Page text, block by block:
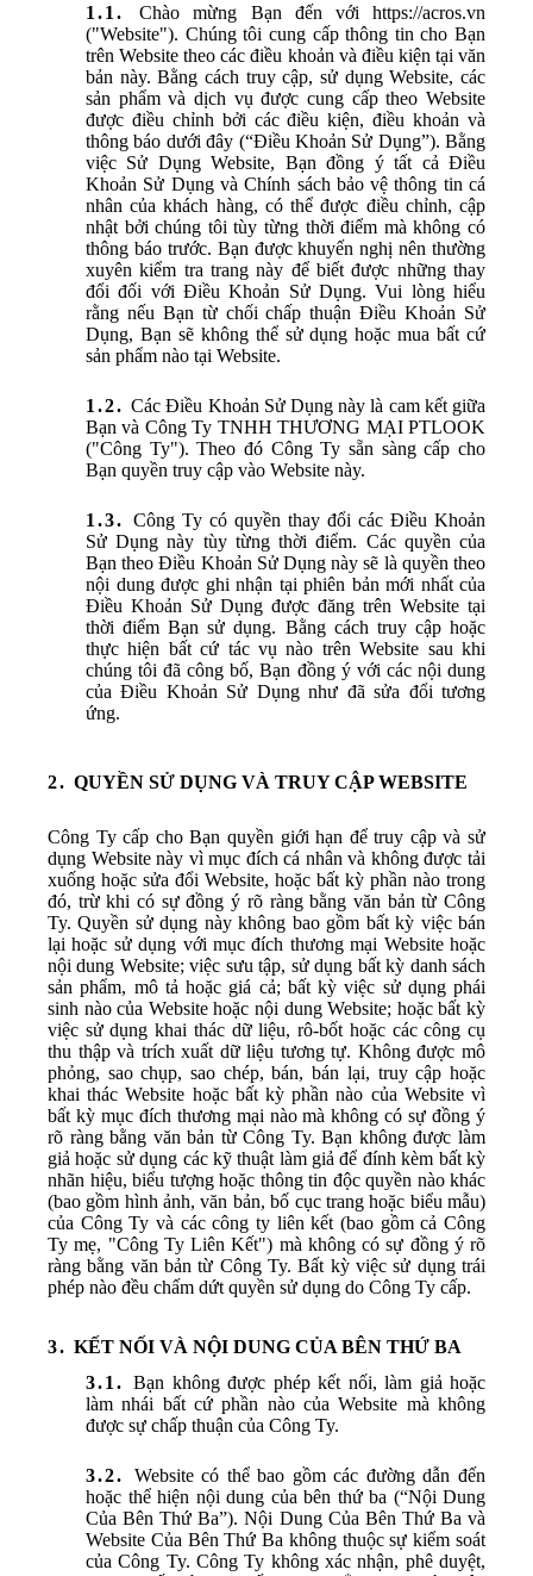
Chào mừng Bạn đến với https://acros.vn
("Website"). Chúng tôi cung cấp thông tin cho Bạn
trên Website theo các điều khoản và điều kiện tại văn
bản này. Bằng cách truy cập, sử dụng Website, các
sản phẩm và dịch vụ được cung cấp theo Website
được điều chỉnh bởi các điều kiện, điều khoản và
thông báo dưới đây (“Điều Khoản Sử Dụng”). Bằng
việc Sử Dụng Website, Bạn đồng ý tất cả Điều
Khoản Sử Dụng và Chính sách bảo vệ thông tin cá
nhân của khách hàng, có thể được điều chỉnh, cập
nhật bởi chúng tôi tùy từng thời điểm mà không có
thông báo trước. Bạn được khuyến nghị nên thường
xuyên kiểm tra trang này để biết được những thay
đổi đối với Điều Khoản Sử Dụng. Vui lòng hiểu
rằng nếu Bạn từ chối chấp thuận Điều Khoản Sử
Dụng, Bạn sẽ không thể sử dụng hoặc mua bất cứ
sản phẩm nào tại Website.
Các Điều Khoản Sử Dụng này là cam kết giữa
Bạn và Công Ty TNHH THƯƠNG MẠI PTLOOK
("Công Ty"). Theo đó Công Ty sẵn sàng cấp cho
Bạn quyền truy cập vào Website này.
Công Ty có quyền thay đổi các Điều Khoản
Sử Dụng này tùy từng thời điểm. Các quyền của
Bạn theo Điều Khoản Sử Dụng này sẽ là quyền theo
nội dung được ghi nhận tại phiên bản mới nhất của
Điều Khoản Sử Dụng được đăng trên Website tại
thời điểm Bạn sử dụng. Bằng cách truy cập hoặc
thực hiện bất cứ tác vụ nào trên Website sau khi
chúng tôi đã công bố, Bạn đồng ý với các nội dung
của Điều Khoản Sử Dụng như đã sửa đổi tương
ứng.
QUYỀN SỬ DỤNG VÀ TRUY CẬP WEBSITE
Công Ty cấp cho Bạn quyền giới hạn để truy cập và sử
dụng Website này vì mục đích cá nhân và không được tải
xuống hoặc sửa đổi Website, hoặc bất kỳ phần nào trong
đó, trừ khi có sự đồng ý rõ ràng bằng văn bản từ Công
Ty. Quyền sử dụng này không bao gồm bất kỳ việc bán
lại hoặc sử dụng với mục đích thương mại Website hoặc
nội dung Website; việc sưu tập, sử dụng bất kỳ danh sách
sản phẩm, mô tả hoặc giá cả; bất kỳ việc sử dụng phái
sinh nào của Website hoặc nội dung Website; hoặc bất kỳ
việc sử dụng khai thác dữ liệu, rô-bốt hoặc các công cụ
thu thập và trích xuất dữ liệu tương tự. Không được mô
phỏng, sao chụp, sao chép, bán, bán lại, truy cập hoặc
khai thác Website hoặc bất kỳ phần nào của Website vì
bất kỳ mục đích thương mại nào mà không có sự đồng ý
rõ ràng bằng văn bản từ Công Ty. Bạn không được làm
giả hoặc sử dụng các kỹ thuật làm giả để đính kèm bất kỳ
nhãn hiệu, biểu tượng hoặc thông tin độc quyền nào khác
(bao gồm hình ảnh, văn bản, bố cục trang hoặc biểu mẫu)
của Công Ty và các công ty liên kết (bao gồm cả Công
Ty mẹ, "Công Ty Liên Kết") mà không có sự đồng ý rõ
ràng bằng văn bản từ Công Ty. Bất kỳ việc sử dụng trái
phép nào đều chấm dứt quyền sử dụng do Công Ty cấp.
KẾT NỐI VÀ NỘI DUNG CỦA BÊN THỨ BA
Bạn không được phép kết nối, làm giả hoặc
làm nhái bất cứ phần nào của Website mà không
được sự chấp thuận của Công Ty.
Website có thể bao gồm các đường dẫn đến
hoặc thể hiện nội dung của bên thứ ba (“Nội Dung
Của Bên Thứ Ba”). Nội Dung Của Bên Thứ Ba và
Website Của Bên Thứ Ba không thuộc sự kiểm soát
của Công Ty. Công Ty không xác nhận, phê duyệt,